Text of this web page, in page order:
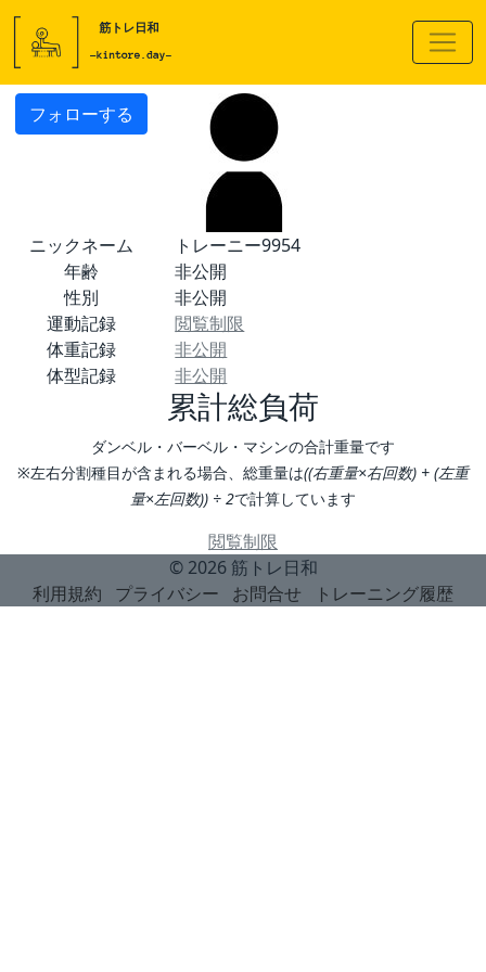
フォローする
ニックネーム
トレーニー9954
年齢
非公開
性別
非公開
運動記録
閲覧制限
体重記録
非公開
体型記録
非公開
累計総負荷
ダンベル・バーベル・マシンの合計重量です
※左右分割種目が含まれる場合、総重量は((右重量×右回数) + (左重
量×左回数)) ÷ 2で計算しています
閲覧制限
© 2026 筋トレ日和
利用規約
プライバシー お問合せ トレーニング履歴